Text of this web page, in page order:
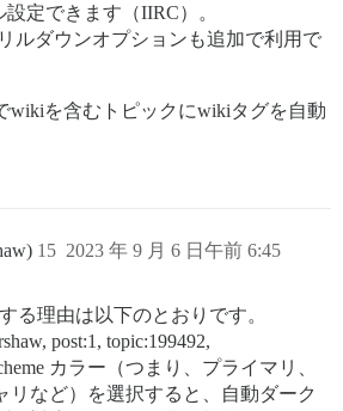
定できます（IIRC）。
ルダウンオプションも追加で利用で
wikiを含むトピックにwikiタグを自動
2023 年 9 月 6 日午前 6:45
15
る理由は以下のとおりです。
post:1, topic:199492,
カラー（つまり、プライマリ、
リなど）を選択すると、自動ダーク